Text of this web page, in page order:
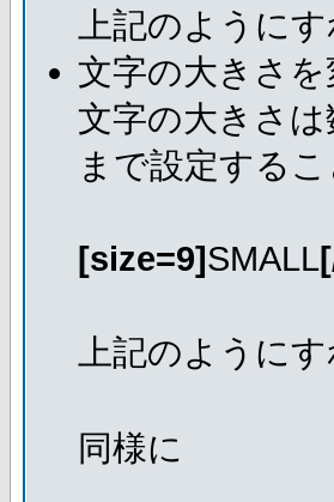
上記のように
文字の大きさ
文字の大きさ
まで設定する
[size=9]SMALL
上記のように
同様に